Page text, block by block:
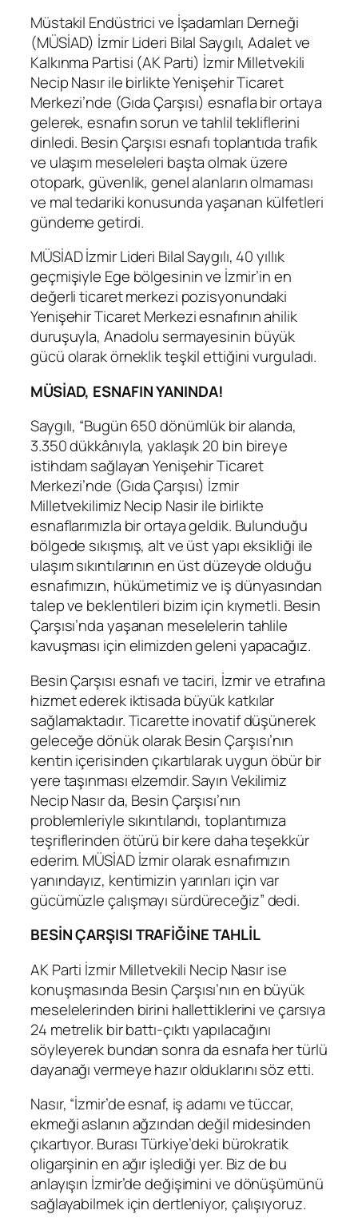
Müstakil Endüstrici ve İşadamları Derneği
(MÜSİAD) İzmir Lideri Bilal Saygılı, Adalet ve
Kalkınma Partisi (AK Parti) İzmir Milletvekili
Necip Nasır ile birlikte Yenişehir Ticaret
Merkezi’nde (Gıda Çarşısı) esnafla bir ortaya
gelerek, esnafın sorun ve tahlil tekliflerini
dinledi. Besin Çarşısı esnafı toplantıda trafik
ve ulaşım meseleleri başta olmak üzere
otopark, güvenlik, genel alanların olmaması
ve mal tedariki konusunda yaşanan külfetleri
gündeme getirdi.
MÜSİAD İzmir Lideri Bilal Saygılı, 40 yıllık
geçmişiyle Ege bölgesinin ve İzmir’in en
değerli ticaret merkezi pozisyonundaki
Yenişehir Ticaret Merkezi esnafının ahilik
duruşuyla, Anadolu sermayesinin büyük
gücü olarak örneklik teşkil ettiğini vurguladı.
MÜSİAD, ESNAFIN YANINDA!
Saygılı, “Bugün 650 dönümlük bir alanda,
3.350 dükkânıyla, yaklaşık 20 bin bireye
istihdam sağlayan Yenişehir Ticaret
Merkezi’nde (Gıda Çarşısı) İzmir
Milletvekilimiz Necip Nasir ile birlikte
esnaflarımızla bir ortaya geldik. Bulunduğu
bölgede sıkışmış, alt ve üst yapı eksikliği ile
ulaşım sıkıntılarının en üst düzeyde olduğu
esnafımızın, hükümetimiz ve iş dünyasından
talep ve beklentileri bizim için kıymetli. Besin
Çarşısı’nda yaşanan meselelerin tahlile
kavuşması için elimizden geleni yapacağız.
Besin Çarşısı esnafı ve taciri, İzmir ve etrafına
hizmet ederek iktisada büyük katkılar
sağlamaktadır. Ticarette inovatif düşünerek
geleceğe dönük olarak Besin Çarşısı’nın
kentin içerisinden çıkartılarak uygun öbür bir
yere taşınması elzemdir. Sayın Vekilimiz
Necip Nasır da, Besin Çarşısı’nın
problemleriyle sıkıntılandı, toplantımıza
teşriflerinden ötürü bir kere daha teşekkür
ederim. MÜSİAD İzmir olarak esnafımızın
yanındayız, kentimizin yarınları için var
gücümüzle çalışmayı sürdüreceğiz” dedi.
BESİN ÇARŞISI TRAFİĞİNE TAHLİL
AK Parti İzmir Milletvekili Necip Nasır ise
konuşmasında Besin Çarşısı’nın en büyük
meselelerinden birini hallettiklerini ve çarsıya
24 metrelik bir battı-çıktı yapılacağını
söyleyerek bundan sonra da esnafa her türlü
dayanağı vermeye hazır olduklarını söz etti.
Nasır, “İzmir’de esnaf, iş adamı ve tüccar,
ekmeği aslanın ağzından değil midesinden
çıkartıyor. Burası Türkiye’deki bürokratik
oligarşinin en ağır işlediği yer. Biz de bu
anlayışın İzmir’de değişimini ve dönüşümünü
sağlayabilmek için dertleniyor, çalışıyoruz.